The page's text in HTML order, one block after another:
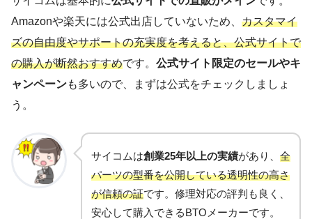
Amazonや楽天には公式出店していないため、 カスタマイ
ズの自由度やサポートの充実度を考えると、公式サイトで
の購入が断然おすすめです。 公式サイト限定のセールやキ
ャンペーンも多いので、まずは公式をチェックしましょ
う。
サイコムは創業25年以上の実績があり、 全
パーツの型番を公開している透明性の高さ
が信頼の証です。修理対応の評判も良く、
安心して購入できるBTOメーカーです。